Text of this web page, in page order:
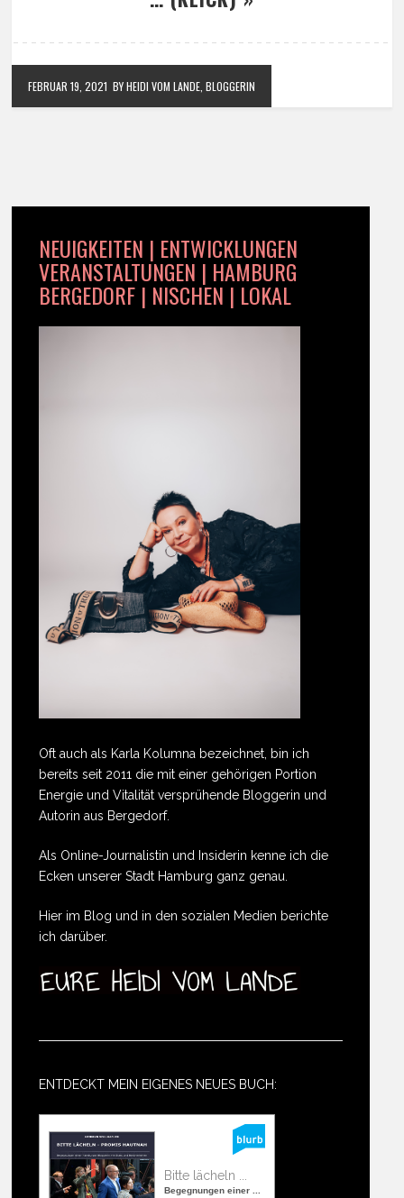
FEBRUAR 19, 2021 BY HEIDI VOM LANDE, BLOGGERIN
NEUIGKEITEN | ENTWICKLUNGEN
VERANSTALTUNGEN | HAMBURG
BERGEDORF | NISCHEN | LOKAL
Oft auch als Karla Kolumna bezeichnet, bin ich
bereits seit 2011 die mit einer gehörigen Portion
Energie und Vitalität versprühende Bloggerin und
Autorin aus Bergedorf.
Als Online-Journalistin und Insiderin kenne ich die
Ecken unserer Stadt Hamburg ganz genau.
Hier im Blog und in den sozialen Medien berichte
ich darüber.
ENTDECKT MEIN EIGENES NEUES BUCH:
Bitte lächeln ...
Begegnungen einer ...